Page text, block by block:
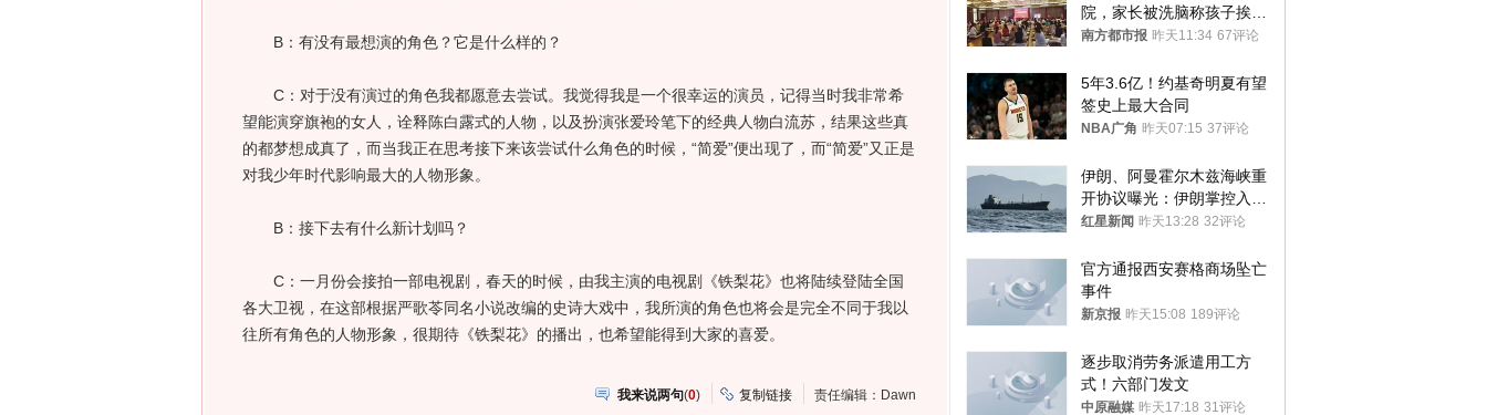
B：有没有最想演的角色？它是什么样的？
C：对于没有演过的角色我都愿意去尝试。我觉得我是一个很幸运的演员，记得当时我非常希
望能演穿旗袍的女人，诠释陈白露式的人物，以及扮演张爱玲笔下的经典人物白流苏，结果这些真
的都梦想成真了，而当我正在思考接下来该尝试什么角色的时候，“简爱”便出现了，而“简爱”又正是
对我少年时代影响最大的人物形象。
B：接下去有什么新计划吗？
C：一月份会接拍一部电视剧，春天的时候，由我主演的电视剧《铁梨花》也将陆续登陆全国
各大卫视，在这部根据严歌苓同名小说改编的史诗大戏中，我所演的角色也将会是完全不同于我以
往所有角色的人物形象，很期待《铁梨花》的播出，也希望能得到大家的喜爱。
我来说两句(0) 复制链接 责任编辑：Dawn
院，家长被洗脑称孩子挨打
才有效果
南方都市报 昨天11:34 67评论
5年3.6亿！约基奇明夏有望
签史上最大合同
NBA广角 昨天07:15 37评论
伊朗、阿曼霍尔木兹海峡重
开协议曝光：伊朗掌控入湾
航道，与阿曼平分“服务费”
红星新闻 昨天13:28 32评论
官方通报西安赛格商场坠亡
事件
新京报 昨天15:08 189评论
逐步取消劳务派遣用工方
式！六部门发文
中原融媒 昨天17:18 31评论